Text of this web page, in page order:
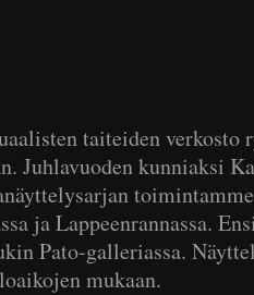
taiteiden verkosto
Juhlavuoden kunniaksi
ja Lappeenrannassa.
Pato-galleriassa.
mukaan.